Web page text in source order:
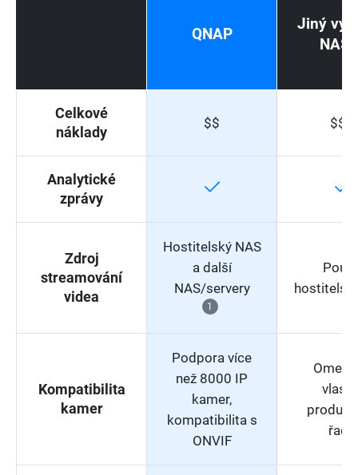
QNAP
Jiný
NAS
Celkové
náklady
$$ $$$
Analytické
zprávy
Zdroj
streamování
videa
Hostitelský NAS
a další
NAS/servery
1
Kompatibilita
kamer
Podpora více
než 8000 IP
kamer,
kompatibilita s
ONVIF
řady